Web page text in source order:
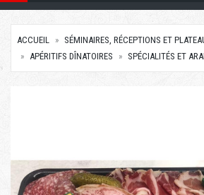
ACCUEIL
SÉMINAIRES, RÉCEPTIONS ET
APÉRITIFS DÎNATOIRES
SPÉCIALITÉS ET